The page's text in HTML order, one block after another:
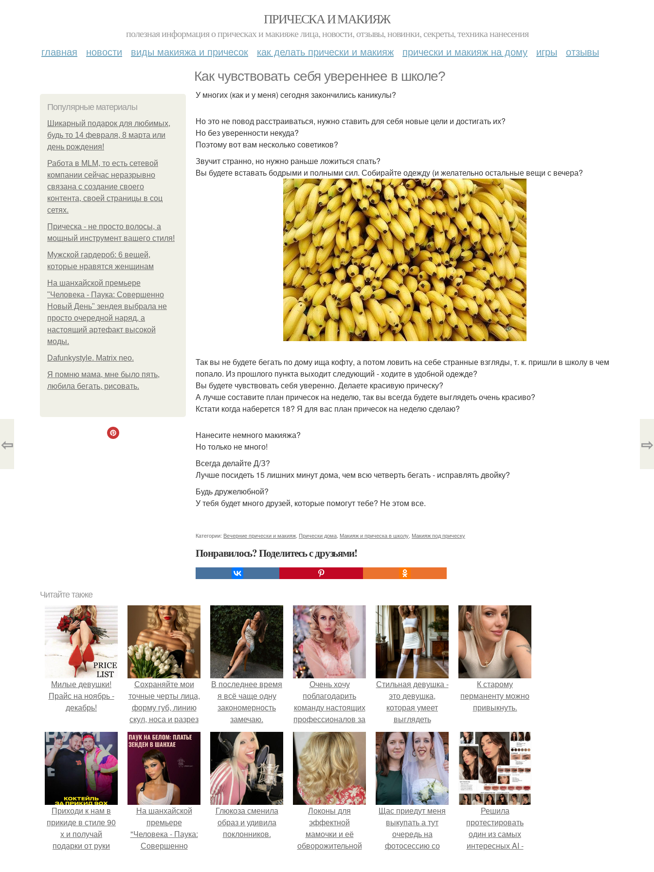
ПРИЧЕСКА И МАКИЯЖ
полезная информация о прическах и макияже лица, новости, отзывы, новинки, секреты, техника нанесения
главная новости виды макияжа и причесок как делать прически и макияж прически и макияж на дому игры отзывы
Как чувствовать себя увереннее в школе?
Популярные материалы
Шикарный подарок для любимых,
будь то 14 февраля, 8 марта или
день рождения!
Работа в MLM, то есть сетевой
компании сейчас неразрывно
связана с создание своего
контента, своей страницы в соц
сетях.
Прическа - не просто волосы, а
мощный инструмент вашего стиля!
Мужской гардероб: 6 вещей,
которые нравятся женщинам
На шанхайской премьере
"Человека - Паука: Совершенно
Новый День" зендея выбрала не
просто очередной наряд, а
настоящий артефакт высокой
моды.
Dafunkystyle. Matrix neo.
Я помню мама, мне было пять,
любила бегать, рисовать.
У многих (как и у меня) сегодня закончились каникулы?
Но это не повод расстраиваться, нужно ставить для себя новые цели и достигать их?
Но без уверенности некуда?
Поэтому вот вам несколько советиков?
Звучит странно, но нужно раньше ложиться спать?
Вы будете вставать бодрыми и полными сил. Собирайте одежду (и желательно остальные вещи с вечера?
Так вы не будете бегать по дому ища кофту, а потом ловить на себе странные взгляды, т. к. пришли в школу в чем
попало. Из прошлого пункта выходит следующий - ходите в удобной одежде?
Вы будете чувствовать себя уверенно. Делаете красивую прическу?
А лучше составите план причесок на неделю, так вы всегда будете выглядеть очень красиво?
Кстати когда наберется 18? Я для вас план причесок на неделю сделаю?
Нанесите немного макияжа?
Но только не много!
Всегда делайте Д/З?
Лучше посидеть 15 лишних минут дома, чем всю четверть бегать - исправлять двойку?
Будь дружелюбной?
У тебя будет много друзей, которые помогут тебе? Не этом все.
Категории: Вечерние прически и макияж Прически дома Макияж и прическа в школу Макияж под прическу
Понравилось? Поделитесь с друзьями!
⇦ ⇨
Читайте также
Милые девушки!
Прайс на ноябрь -
декабрь!
Сохраняйте мои
точные черты лица,
форму губ, линию
скул, носа и разрез
глаз.
В последнее время
я всё чаще одну
закономерность
замечаю.
Очень хочу
поблагодарить
команду настоящих
профессионалов за
такой чудесный
результат.
Стильная девушка -
это девушка,
которая умеет
выглядеть
привлекательно и
элегантно в любои
ситуации.
К старому
перманенту можно
привыкнуть.
Приходи к нам в
прикиде в стиле 90
х и получай
подарки от руки
На шанхайской
премьере
"Человека - Паука:
Совершенно
Глюкоза сменила
образ и удивила
поклонников.
Локоны для
эффектной
мамочки и её
обворожительной
Щас приедут меня
выкупать а тут
очередь на
фотосессию со
Решила
протестировать
один из самых
интересных AI -